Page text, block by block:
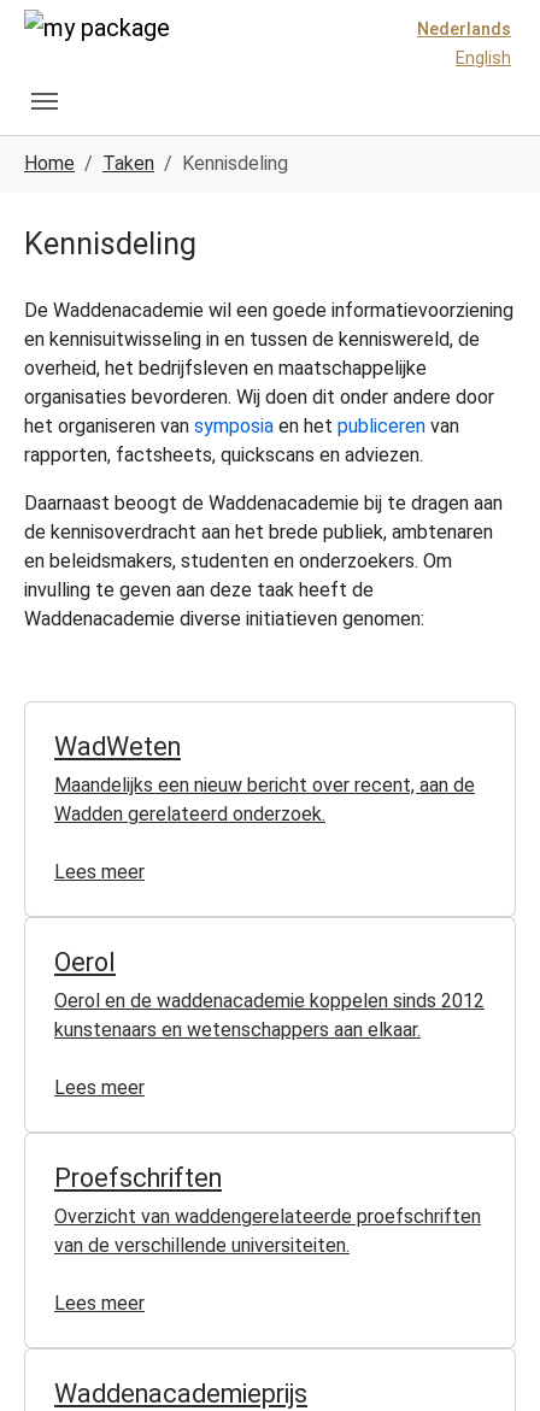
Spring naar hoofd-inhoud
Skip to page footer
Nederlands
English
Home Taken Kennisdeling
Kennisdeling
De Waddenacademie wil een goede informatievoorziening
en kennisuitwisseling in en tussen de kenniswereld, de
overheid, het bedrijfsleven en maatschappelijke
organisaties bevorderen. Wij doen dit onder andere door
het organiseren van symposia en het publiceren van
rapporten, factsheets, quickscans en adviezen.
Daarnaast beoogt de Waddenacademie bij te dragen aan
de kennisoverdracht aan het brede publiek, ambtenaren
en beleidsmakers, studenten en onderzoekers. Om
invulling te geven aan deze taak heeft de
Waddenacademie diverse initiatieven genomen:
WadWeten
Maandelijks een nieuw bericht over recent, aan de
Wadden gerelateerd onderzoek.
Lees meer
Oerol
Oerol en de waddenacademie koppelen sinds 2012
kunstenaars en wetenschappers aan elkaar.
Lees meer
Proefschriften
Overzicht van waddengerelateerde proefschriften
van de verschillende universiteiten.
Lees meer
Waddenacademieprijs